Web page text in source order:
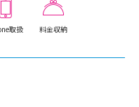
取扱 料金収納